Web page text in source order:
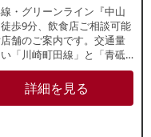
・グリーンライン『中山
歩9分、飲食店ご相談可能
舗のご案内です。交通量
「川崎町田線」と「青砥
線」の交差点角に立地す
ルで視認性良好！前テナン
やきとり店。業種等お気軽
詳細を見る